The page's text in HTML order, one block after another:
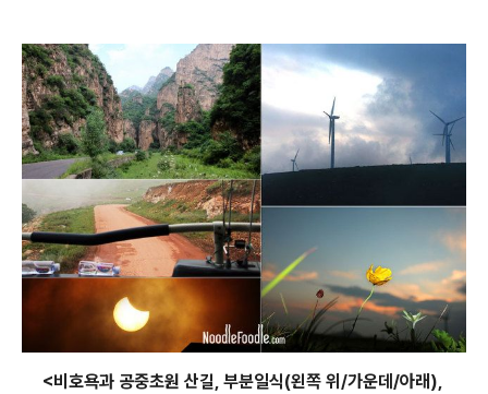
<비호욕과 공중초원 산길, 부분일식(왼쪽 위/가운데/아래),